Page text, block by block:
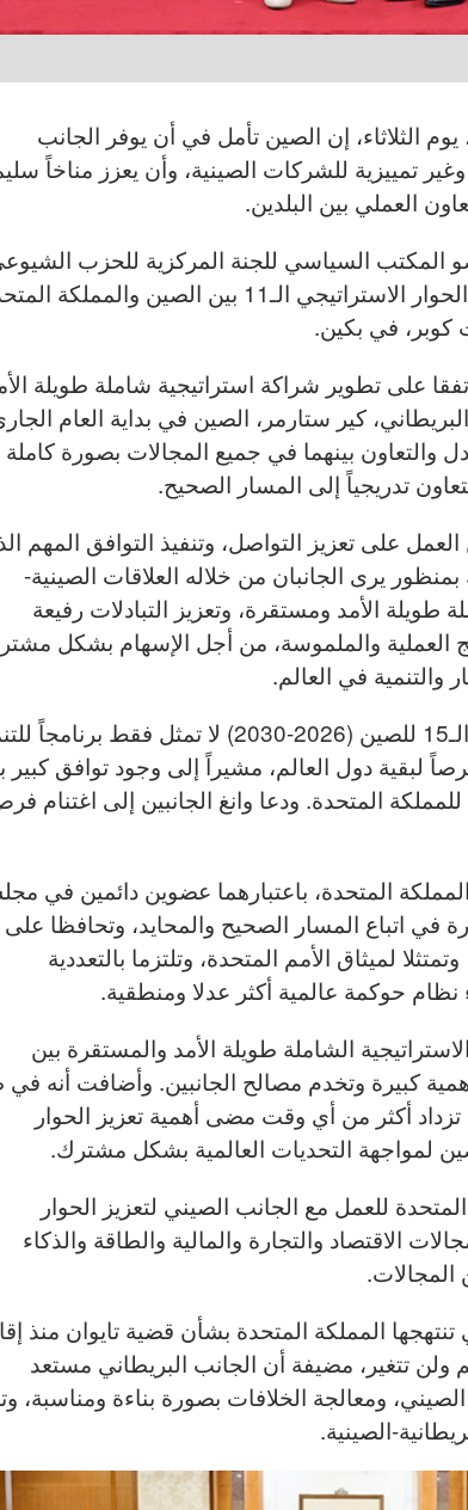
الثلاثاء، إن الصين تأمل في أن يوفر الجانب
تمييزية للشركات الصينية، وأن يعزز مناخاً
العملي بين البلدين.
المكتب السياسي للجنة المركزية للحزب
الصيني، خلال مشاركته في رئاسة الحوار الاستراتيجي الـ11 بين الصين
كوبر، في بكين.
على تطوير شراكة استراتيجية شاملة طويلة
كير ستارمر، الصين في بداية العام
والتعاون بينهما في جميع المجالات بصورة
تدريجياً إلى المسار الصحيح.
على تعزيز التواصل، وتنفيذ التوافق المهم
يرى الجانبان من خلاله العلاقات الصينية-
طويلة الأمد ومستقرة، وتعزيز التبادلات رفيعة
العملية والملموسة، من أجل الإسهام بشكل
والتنمية في العالم.
وتابع وانغ قائلاً إن الخطة الخمسية الـ15 للصين (2026-2030) لا تمثل فقط
لبقية دول العالم، مشيراً إلى وجود توافق كبير
للمملكة المتحدة. ودعا وانغ الجانبين إلى اغتنام
المتحدة، باعتبارهما عضوين دائمين في
في اتباع المسار الصحيح والمحايد، وتحافظا على
لميثاق الأمم المتحدة، وتلتزما بالتعددية
نظام حوكمة عالمية أكثر عدلا ومنطقية.
الشاملة طويلة الأمد والمستقرة بين
كبيرة وتخدم مصالح الجانبين. وأضافت أنه
أكثر من أي وقت مضى أهمية تعزيز الحوار
لمواجهة التحديات العالمية بشكل مشترك.
للعمل مع الجانب الصيني لتعزيز الحوار
الاقتصاد والتجارة والمالية والطاقة والذكاء
المجالات.
المملكة المتحدة بشأن قضية تايوان منذ
ولن تتغير، مضيفة أن الجانب البريطاني مستعد
ومعالجة الخلافات بصورة بناءة ومناسبة،
الصينية.